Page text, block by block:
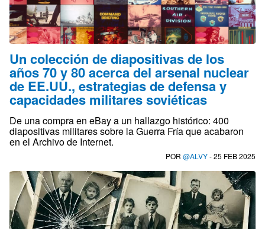
Un colección de diapositivas de los
años 70 y 80 acerca del arsenal nuclear
de EE.UU., estrategias de defensa y
capacidades militares soviéticas
De una compra en eBay a un hallazgo histórico: 400
diapositivas militares sobre la Guerra Fría que acabaron
en el Archivo de Internet.
POR @ALVY- 25 FEB 2025